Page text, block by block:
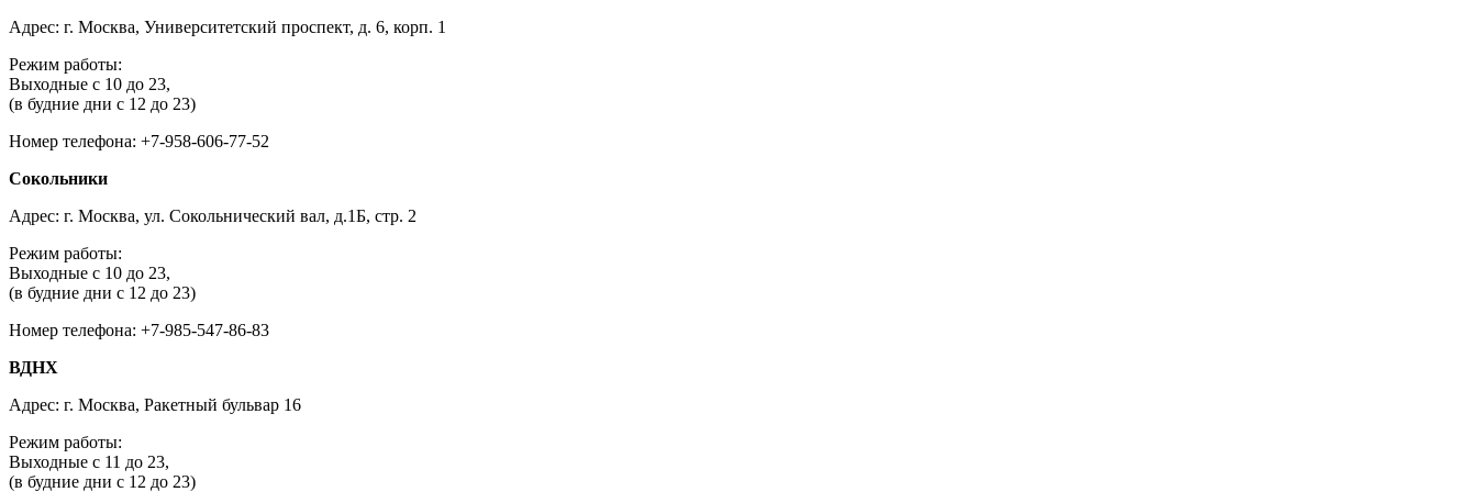
Адрес: г. Москва, Университетский проспект, д. 6, корп. 1
Режим работы:
Выходные с 10 до 23,
(в будние дни с 12 до 23)
Номер телефона: +7-958-606-77-52
Сокольники
Адрес: г. Москва, ул. Сокольнический вал, д.1Б, стр. 2
Режим работы:
Выходные с 10 до 23,
(в будние дни с 12 до 23)
Номер телефона: +7-985-547-86-83
ВДНХ
Адрес: г. Москва, Ракетный бульвар 16
Режим работы:
Выходные с 11 до 23,
(в будние дни с 12 до 23)